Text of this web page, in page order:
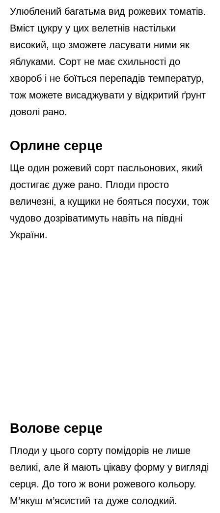
Улюблений багатьма вид рожевих томатів.
Вміст цукру у цих велетнів настільки
високий, що зможете ласувати ними як
яблуками. Сорт не має схильності до
хвороб і не боїться перепадів температур,
тож можете висаджувати у відкритий ґрунт
доволі рано.
Орлине серце
Ще один рожевий сорт пасльонових, який
достигає дуже рано. Плоди просто
величезні, а кущики не бояться посухи, тож
чудово дозріватимуть навіть на півдні
України.
Волове серце
Плоди у цього сорту помідорів не лише
великі, але й мають цікаву форму у вигляді
серця. До того ж вони рожевого кольору.
М’якуш м’ясистий та дуже солодкий.